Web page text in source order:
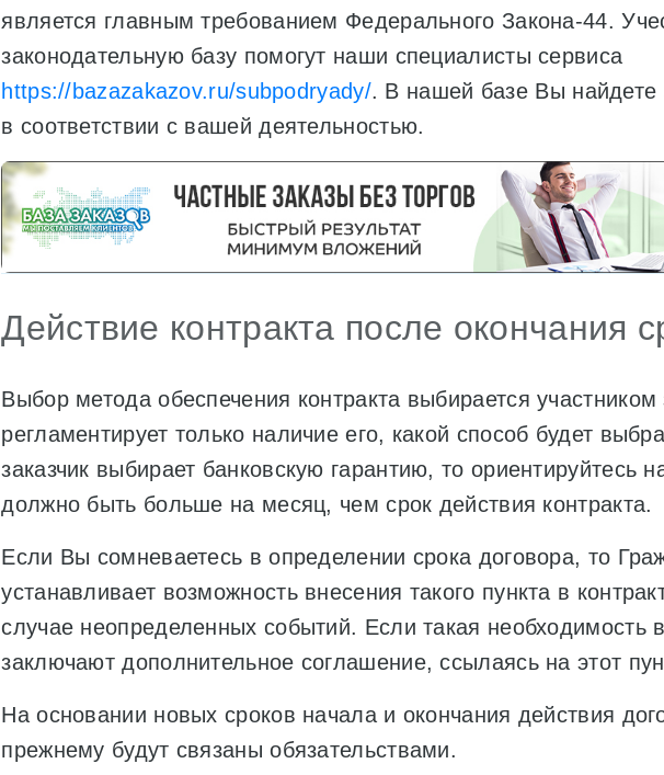
является главным требованием Федерального Закона-44.
законодательную базу помогут наши специалисты сервиса
https://bazazakazov.ru/subpodryady/. В нашей базе Вы найдете
в соответствии с вашей деятельностью.
Действие контракта после окончания
Выбор метода обеспечения контракта выбирается участником
регламентирует только наличие его, какой способ будет
заказчик выбирает банковскую гарантию, то ориентируйтесь
должно быть больше на месяц, чем срок действия контракта.
Если Вы сомневаетесь в определении срока договора, то
устанавливает возможность внесения такого пункта в
случае неопределенных событий. Если такая необходимость
заключают дополнительное соглашение, ссылаясь на этот
На основании новых сроков начала и окончания действия
прежнему будут связаны обязательствами.